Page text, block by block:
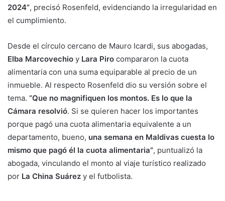
2024”, precisó Rosenfeld, evidenciando la irregularidad en
el cumplimiento.
Desde el círculo cercano de Mauro Icardi, sus abogadas,
Elba Marcovechio y Lara Piro compararon la cuota
alimentaria con una suma equiparable al precio de un
inmueble. Al respecto Rosenfeld dio su versión sobre el
tema. “Que no magnifiquen los montos. Es lo que la
Cámara resolvió. Si se quieren hacer los importantes
porque pagó una cuota alimentaria equivalente a un
departamento, bueno, una semana en Maldivas cuesta lo
mismo que pagó él la cuota alimentaria”, puntualizó la
abogada, vinculando el monto al viaje turístico realizado
por La China Suárez y el futbolista.